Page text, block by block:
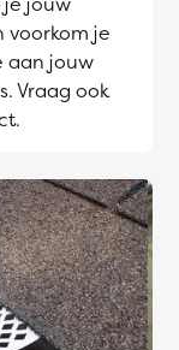
voorkom je
aan jouw
Vraag ook